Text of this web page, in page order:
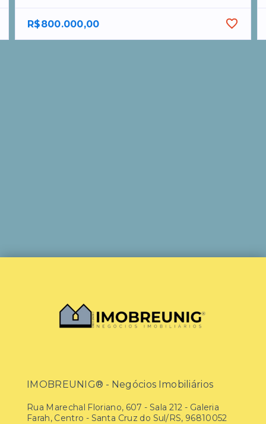
R$800.000,00
IMOBREUNIG® - Negócios Imobiliários
Rua Marechal Floriano, 607 - Sala 212 - Galeria
Farah, Centro - Santa Cruz do Sul/RS, 96810052